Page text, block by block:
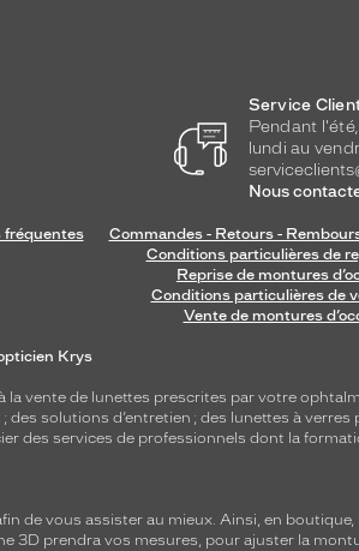
Service
Pendant
lundi au
Nous
fréquentes Commandes - Retours -
Conditions particulières de
Reprise de montures
Conditions particulières de
Vente de montures
Krys
la vente de lunettes prescrites par votre
; des solutions d’entretien ; des lunettes à
des services de professionnels dont la
de vous assister au mieux. Ainsi, en
3D prendra vos mesures, pour ajuster la